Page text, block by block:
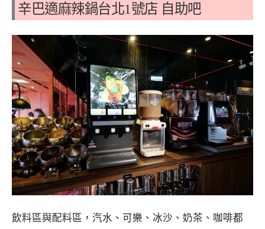
辛巴適麻辣鍋台北1號店 自助吧
飲料區與配料區，汽水、可樂、冰沙、奶茶、咖啡都